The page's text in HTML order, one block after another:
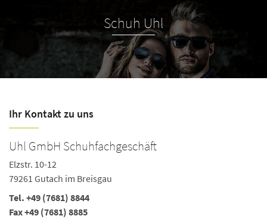
Schuh Uhl
Ihr Kontakt zu uns
Uhl GmbH Schuhfachgeschäft
Elzstr. 10-12
79261 Gutach im Breisgau
Tel. +49 (7681) 8844
Fax +49 (7681) 8885